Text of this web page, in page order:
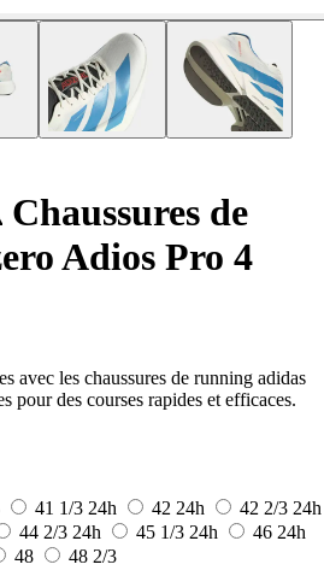
Chaussures de
Adios Pro 4
avec les chaussures de running adidas
pour des courses rapides et efficaces.
41 1/3 24h 42 24h 42 2/3 24h
44 2/3 24h 45 1/3 24h 46 24h
48
48 2/3